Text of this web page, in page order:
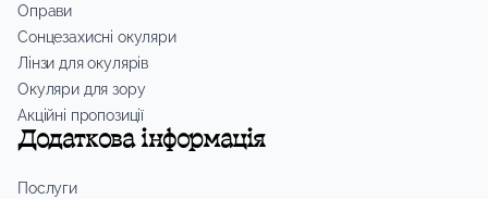
Оправи
Сонцезахисні окуляри
Лінзи для окулярів
Окуляри для зору
Акційні пропозиції
Додаткова інформація
Послуги